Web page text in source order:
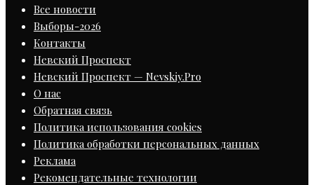
Все новости
Выборы-2026
Контакты
Невский Проспект
Невский Проспект — Nevskiy.Pro
О нас
Обратная связь
Политика использования cookies
Политика обработки персональных данных
Реклама
Рекомендательные технологии